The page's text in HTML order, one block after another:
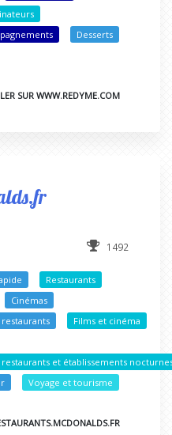
Desserts
SUR WWW.REDYME.COM
1492
Restaurants
Cinémas
Films et cinéma
et établissements
Voyage et tourisme